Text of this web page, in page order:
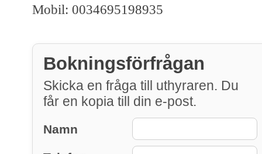
Mobil: 0034695198935
Bokningsförfrågan
Skicka en fråga till uthyraren. Du
får en kopia till din e-post.
Namn